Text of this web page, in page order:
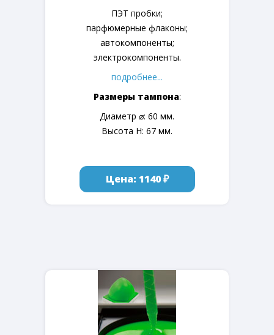
ПЭТ пробки;
парфюмерные флаконы;
автокомпоненты;
электрокомпоненты.
подробнее...
Размеры тампона:
Диаметр ⌀: 60 мм.
Высота H: 67 мм.
Цена: 1140 ₽